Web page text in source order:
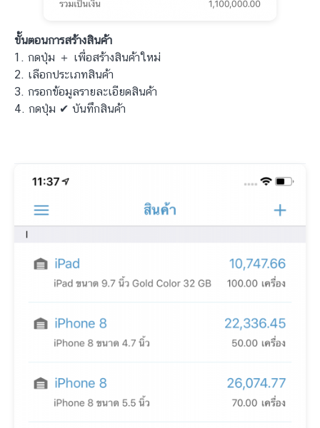
ขั้นตอนการสร้างสินค้า
1. กดปุ่ม ＋ เพื่อสร้างสินค้าใหม่
2. เลือกประเภทสินค้า
3. กรอกข้อมูลรายละเอียดสินค้า
4. กดปุ่ม ✔ บันทึกสินค้า